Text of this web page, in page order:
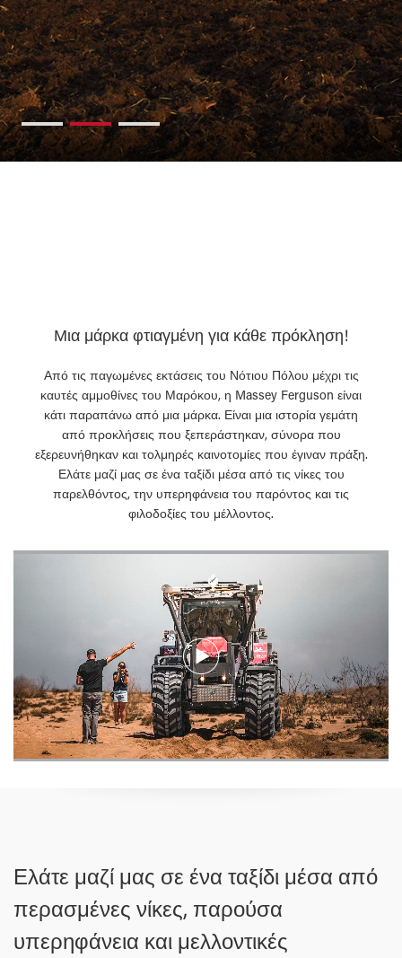
Μια μάρκα φτιαγμένη για κάθε πρόκληση!
Από τις παγωμένες εκτάσεις του Νότιου Πόλου μέχρι τις
καυτές αμμοθίνες του Μαρόκου, η Massey Ferguson είναι
κάτι παραπάνω από μια μάρκα. Είναι μια ιστορία γεμάτη
από προκλήσεις που ξεπεράστηκαν, σύνορα που
εξερευνήθηκαν και τολμηρές καινοτομίες που έγιναν πράξη.
Ελάτε μαζί μας σε ένα ταξίδι μέσα από τις νίκες του
παρελθόντος, την υπερηφάνεια του παρόντος και τις
φιλοδοξίες του μέλλοντος.
Ελάτε μαζί μας σε ένα ταξίδι μέσα από
περασμένες νίκες, παρούσα
υπερηφάνεια και μελλοντικές